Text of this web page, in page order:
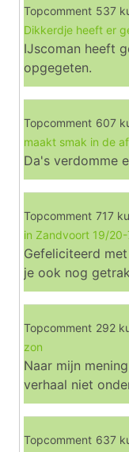
Topcomment 537
Dikkerdje heeft er
IJscoman heeft
opgegeten.
Topcomment 607
maakt smak in de
Da's verdomme
Topcomment 717
in Zandvoort 19/
Gefeliciteerd
je ook nog
Topcomment 292
zon
Naar mijn
verhaal niet
Topcomment 637